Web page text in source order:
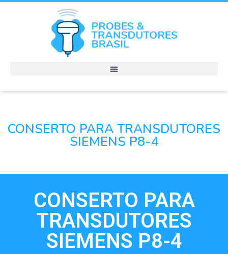
CONSERTO PARA TRANSDUTORES
SIEMENS P8-4
CONSERTO PARA
TRANSDUTORES
SIEMENS P8-4